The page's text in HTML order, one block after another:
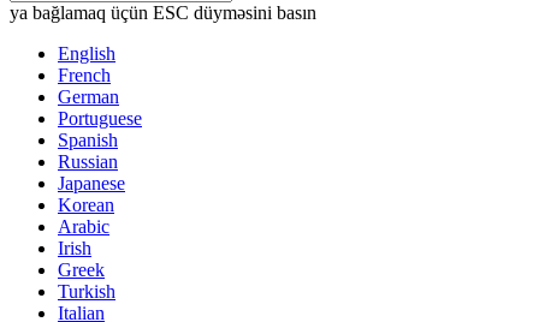
ya bağlamaq üçün ESC düyməsini basın
English
French
German
Portuguese
Spanish
Russian
Japanese
Korean
Arabic
Irish
Greek
Turkish
Italian